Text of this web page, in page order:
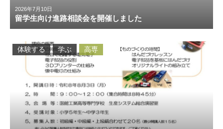
2026年7月10日
留学生向け進路相談会を開催しました
体験する 学ぶ 高専